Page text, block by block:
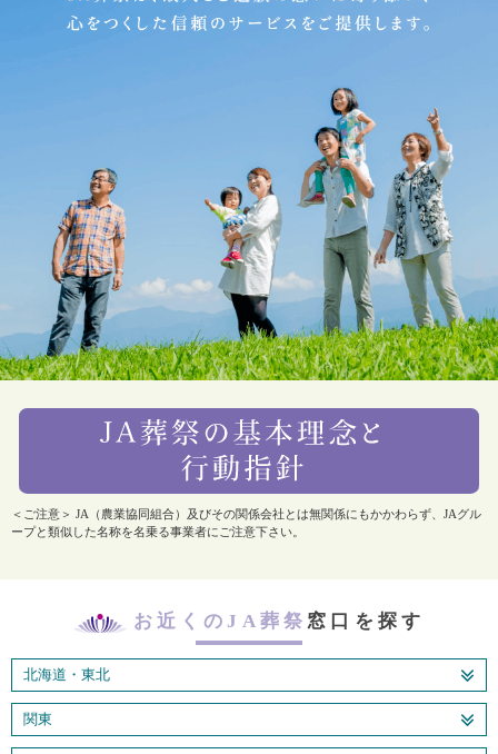
＜ご注意＞ JA（農業協同組合）及びその関係会社とは無関係にもかかわらず、JAグル
ープと類似した名称を名乗る事業者にご注意下さい。
お近くのJA葬祭 窓口を探す
北海道・東北
関東